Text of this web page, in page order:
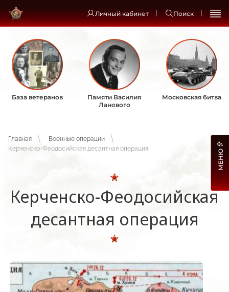
Личный кабинет Поиск
База ветеранов
Памяти Василия
Ланового
Московская битва
Главная
Военные операции
Керченско-Феодосийская десантная операция
Керченско-Феодосийская
десантная операция
МЕНЮ